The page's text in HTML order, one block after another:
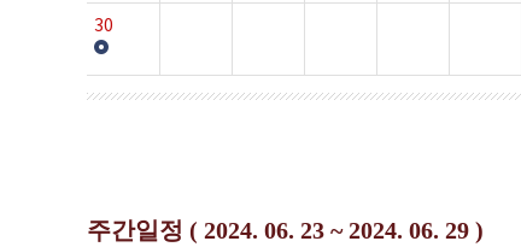
30
주간일정 ( 2024. 06. 23 ~ 2024. 06. 29 )